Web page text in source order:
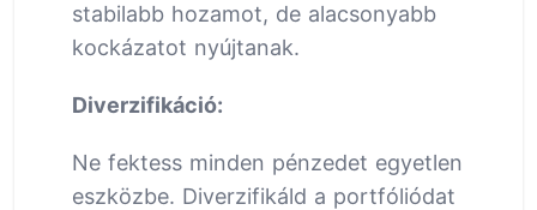
stabilabb hozamot, de alacsonyabb
kockázatot nyújtanak.
Diverzifikáció:
Ne fektess minden pénzedet egyetlen
eszközbe. Diverzifikáld a portfóliódat